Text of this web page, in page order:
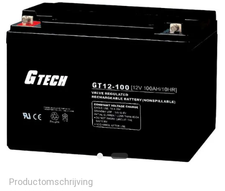
SITEMAP
PRIVACYBELEID
Productomschrijving